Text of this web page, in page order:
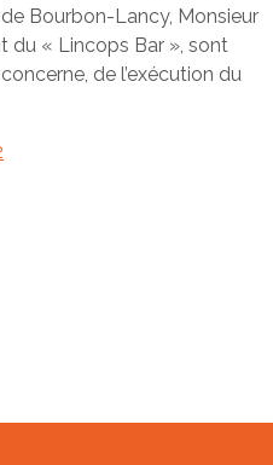
Bourbon-Lancy, Monsieur
du « Lincops Bar », sont
de l’exécution du